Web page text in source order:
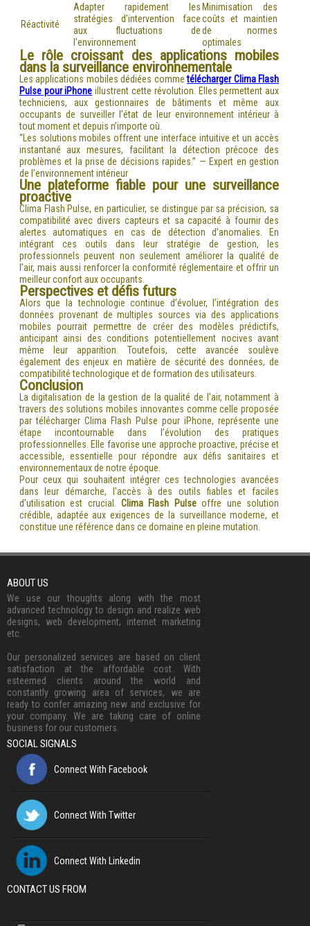
Réactivité
Adapter rapidement les
stratégies d’intervention face
aux fluctuations de
l’environnement
Minimisation des
coûts et maintien
de normes
optimales
Le rôle croissant des applications mobiles
dans la surveillance environnementale
Les applications mobiles dédiées commetélécharger Clima Flash
Pulse pour iPhone illustrent cette révolution. Elles permettent aux
techniciens, aux gestionnaires de bâtiments et même aux
occupants de surveiller l’état de leur environnement intérieur à
tout moment et depuis n’importe où.
“Les solutions mobiles offrent une interface intuitive et un accès
instantané aux mesures, facilitant la détection précoce des
problèmes et la prise de décisions rapides.” — Expert en gestion
de l’environnement intérieur
Une plateforme fiable pour une surveillance
proactive
Clima Flash Pulse, en particulier, se distingue par sa précision, sa
compatibilité avec divers capteurs et sa capacité à fournir des
alertes automatiques en cas de détection d’anomalies. En
intégrant ces outils dans leur stratégie de gestion, les
professionnels peuvent non seulement améliorer la qualité de
l’air, mais aussi renforcer la conformité réglementaire et offrir un
meilleur confort aux occupants.
Perspectives et défis futurs
Alors que la technologie continue d’évoluer, l’intégration des
données provenant de multiples sources via des applications
mobiles pourrait permettre de créer des modèles prédictifs,
anticipant ainsi des conditions potentiellement nocives avant
même leur apparition. Toutefois, cette avancée soulève
également des enjeux en matière de sécurité des données, de
compatibilité technologique et de formation des utilisateurs.
Conclusion
La digitalisation de la gestion de la qualité de l’air, notamment à
travers des solutions mobiles innovantes comme celle proposée
par télécharger Clima Flash Pulse pour iPhone, représente une
étape incontournable dans l’évolution des pratiques
professionnelles. Elle favorise une approche proactive, précise et
accessible, essentielle pour répondre aux défis sanitaires et
environnementaux de notre époque.
Pour ceux qui souhaitent intégrer ces technologies avancées
dans leur démarche, l’accès à des outils fiables et faciles
d’utilisation est crucial. Clima Flash Pulseoffre une solution
crédible, adaptée aux exigences de la surveillance moderne, et
constitue une référence dans ce domaine en pleine mutation.
ABOUT US
We use our thoughts along with the most
advanced technology to design and realize web
designs, web development, internet marketing
etc.
Our personalized services are based on client
satisfaction at the affordable cost. With
esteemed clients around the world and
constantly growing area of services, we are
ready to confer amazing new and exclusive for
your company. We are taking care of online
business for our customers.
SOCIAL SIGNALS
Connect With Facebook
Connect With Twitter
Connect With Linkedin
CONTACT US FROM